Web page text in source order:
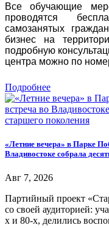
Все обучающие
проводятся
самозанятых
бизнес на
подробную
центра можно по
Подробнее
«Летние вечера» в Парке
Владивостоке собрала
Авг 7, 2026
Партийный проект
со своей аудиторией:
х и 80-х, делились